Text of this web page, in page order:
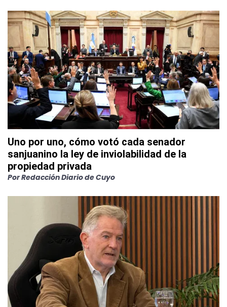
Uno por uno, cómo votó cada senador
sanjuanino la ley de inviolabilidad de la
propiedad privada
PorRedacción Diario de Cuyo